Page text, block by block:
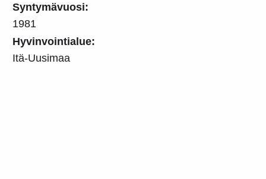
Syntymävuosi:
1981
Hyvinvointialue:
Itä-Uusimaa